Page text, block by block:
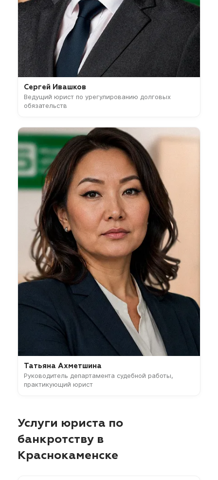
Сергей Ивашков
Ведущий юрист по урегулированию долговых
обязательств
Татьяна Ахметшина
Руководитель департамента судебной работы,
практикующий юрист
Услуги юриста по
банкротству в
Краснокаменске